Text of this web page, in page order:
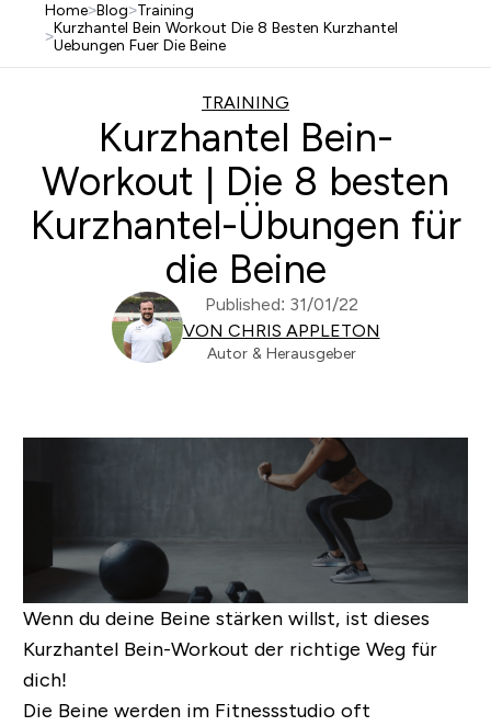
Home>Blog>Training
>Kurzhantel Bein Workout Die 8 Besten Kurzhantel
Uebungen Fuer Die Beine
TRAINING
Kurzhantel Bein-
Workout | Die 8 besten
Kurzhantel-Übungen für
die Beine
Published: 31/01/22
VON CHRIS APPLETON
Autor & Herausgeber
Wenn du deine Beine stärken willst, ist dieses
Kurzhantel Bein-Workout der richtige Weg für
dich!
Die Beine werden im Fitnessstudio oft